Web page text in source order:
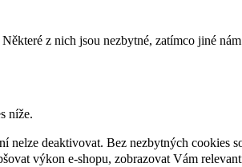
z nich jsou nezbytné, zatímco jiné
níže.
nelze deaktivovat. Bez nezbytných cookies
výkon e-shopu, zobrazovat Vám